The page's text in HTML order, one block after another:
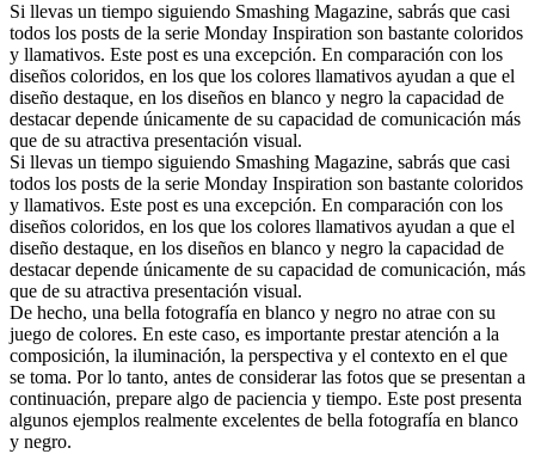
Si llevas un tiempo siguiendo Smashing Magazine, sabrás que casi
todos los posts de la serie Monday Inspiration son bastante coloridos
y llamativos. Este post es una excepción. En comparación con los
diseños coloridos, en los que los colores llamativos ayudan a que el
diseño destaque, en los diseños en blanco y negro la capacidad de
destacar depende únicamente de su capacidad de comunicación más
que de su atractiva presentación visual.
Si llevas un tiempo siguiendo Smashing Magazine, sabrás que casi
todos los posts de la serie Monday Inspiration son bastante coloridos
y llamativos. Este post es una excepción. En comparación con los
diseños coloridos, en los que los colores llamativos ayudan a que el
diseño destaque, en los diseños en blanco y negro la capacidad de
destacar depende únicamente de su capacidad de comunicación, más
que de su atractiva presentación visual.
De hecho, una bella fotografía en blanco y negro no atrae con su
juego de colores. En este caso, es importante prestar atención a la
composición, la iluminación, la perspectiva y el contexto en el que
se toma. Por lo tanto, antes de considerar las fotos que se presentan a
continuación, prepare algo de paciencia y tiempo. Este post presenta
algunos ejemplos realmente excelentes de bella fotografía en blanco
y negro.